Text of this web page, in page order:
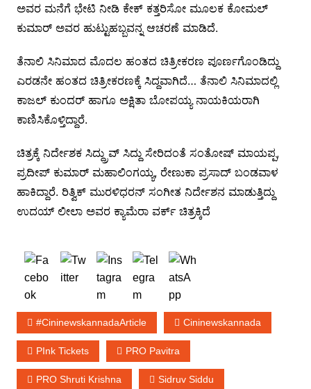
ಅವರ ಮನೆಗೆ ಭೇಟಿ ನೀಡಿ ಕೇಕ್ ಕತ್ತರಿಸೋ ಮೂಲಕ ಕೋಮಲ್
ಕುಮಾರ್ ಅವರ ಹುಟ್ಟುಹಬ್ಬವನ್ನ ಆಚರಣೆ ಮಾಡಿದೆ.
ತೆನಾಲಿ ಸಿನಿಮಾದ ಮೊದಲ ಹಂತದ ಚಿತ್ರೀಕರಣ ಪೂರ್ಣಗೊಂಡಿದ್ದು
ಎರಡನೇ ಹಂತದ ಚಿತ್ರೀಕರಣಕ್ಕೆ ಸಿದ್ದವಾಗಿದೆ… ತೆನಾಲಿ ಸಿನಿಮಾದಲ್ಲಿ
ಕಾಜಲ್ ಕುಂದರ್ ಹಾಗೂ ಅಕ್ಷಿತಾ ಬೋಪಯ್ಯ ನಾಯಕಿಯರಾಗಿ
ಕಾಣಿಸಿಕೊಳ್ತಿದ್ದಾರೆ.
ಚಿತ್ರಕ್ಕೆ ನಿರ್ದೇಶಕ ಸಿದ್ದ್ರುವ್ ಸಿದ್ದು ಸೇರಿದಂತೆ ಸಂತೋಷ್ ಮಾಯಪ್ಪ,
ಪ್ರದೀಪ್ ಕುಮಾರ್ ಮಹಾಲಿಂಗಯ್ಯ, ರೇಣುಕಾ ಪ್ರಸಾದ್ ಬಂಡವಾಳ
ಹಾಕಿದ್ದಾರೆ. ರಿತ್ವಿಕ್ ಮುರಳಿಧರನ್ ಸಂಗೀತ ನಿರ್ದೇಶನ ಮಾಡುತ್ತಿದ್ದು
ಉದಯ್ ಲೀಲಾ ಅವರ ಕ್ಯಾಮೆರಾ ವರ್ಕ್ ಚಿತ್ರಕ್ಕಿದೆ
#cininewskannadaArticle Cininewskannada
PInk Tickets PRO Pavitra
PRO Shruti Krishna Sidruv Siddu